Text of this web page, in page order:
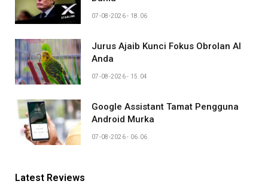
07-08-2026 - 18.06
Jurus Ajaib Kunci Fokus Obrolan AI
Anda
07-08-2026 - 15.04
Google Assistant Tamat Pengguna
Android Murka
07-08-2026 - 06.06
Latest Reviews